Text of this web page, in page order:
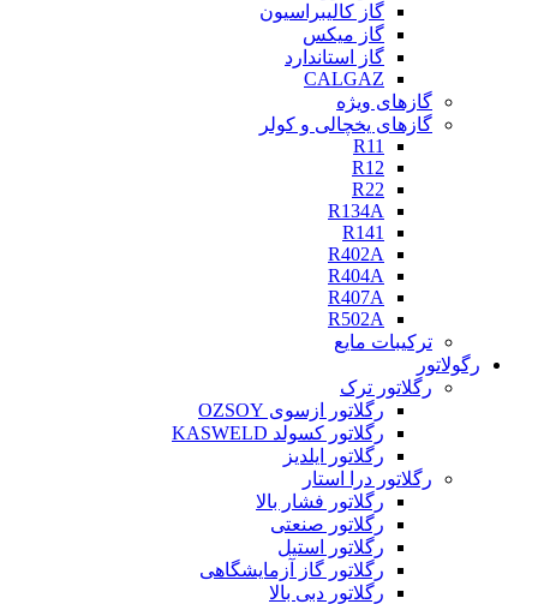
گاز کالیبراسیون
گاز میکس
گاز استاندارد
CALGAZ
گازهای ویژه
گازهای یخچالی و کولر
R11
R12
R22
R134A
R141
R402A
R404A
R407A
R502A
ترکیبات مایع
رگولاتور
رگلاتور ترک
رگلاتور ازسوی OZSOY
رگلاتور کسولد KASWELD
رگلاتور ایلدیز
رگلاتور درا استار
رگلاتور فشار بالا
رگلاتور صنعتی
رگلاتور استیل
رگلاتور گاز آزمایشگاهی
رگلاتور دبی بالا